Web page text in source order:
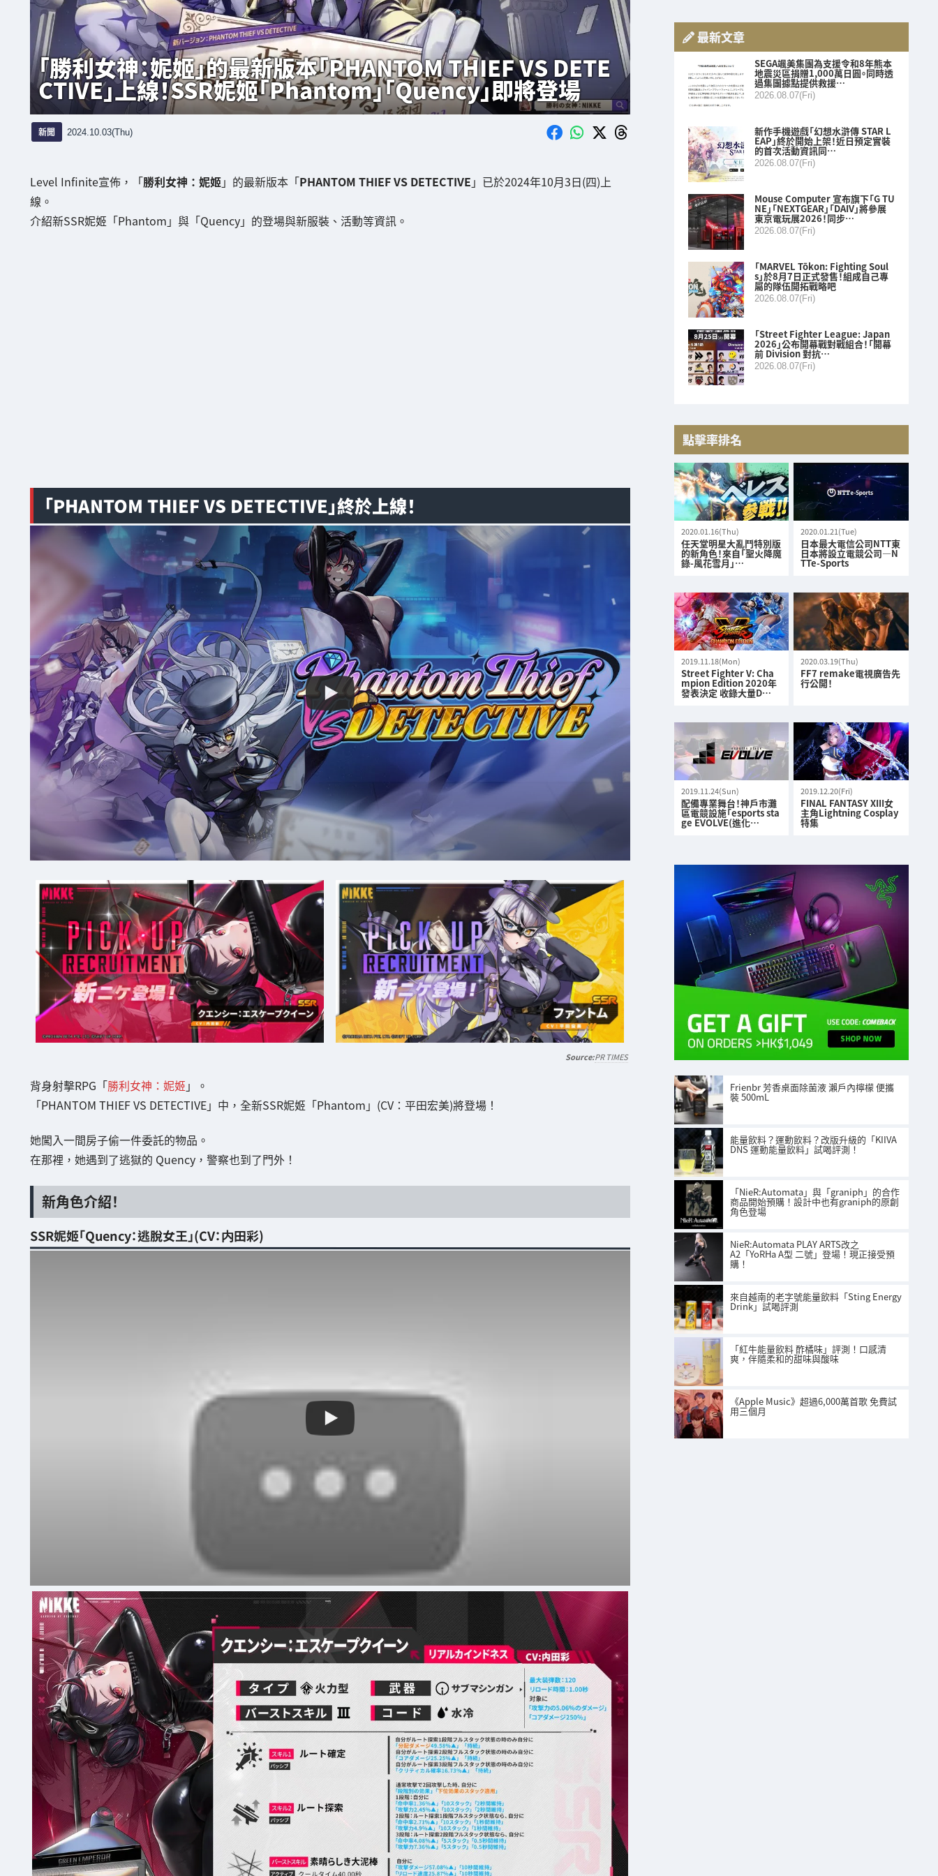
「勝利女神：妮姬」的最新版本「PHANTOM THIEF VS DETE
CTIVE」上線！SSR妮姬「Phantom」「Quency」即將登場
新聞 2024.10.03(Thu)
Level Infinite宣佈，「勝利女神：妮姬」的最新版本「PHANTOM THIEF VS DETECTIVE 」已於2024年10月3日(四)上
線。
介紹新SSR妮姬「Phantom」與「Quency」的登場與新服裝、活動等資訊。
「PHANTOM THIEF VS DETECTIVE」終於上線！
PR TIMES
背身射擊RPG「勝利女神：妮姬 」。
「PHANTOM THIEF VS DETECTIVE」中，全新SSR妮姬「Phantom」(CV：平田宏美)將登場！
她闖入一間房子偷一件委託的物品。
在那裡，她遇到了逃獄的 Quency，警察也到了門外！
新角色介紹！
SSR妮姬「Quency：逃脫女王」(CV：内田彩)
最新文章
SEGA颯美集團為支援令和8年熊本
地震災區捐贈1,000萬日圓。同時透
過集團據點提供救援…
2026.08.07(Fri)
新作手機遊戲「幻想水滸傳 STAR L
EAP」終於開始上架！近日預定實裝
的首次活動資訊同…
2026.08.07(Fri)
Mouse Computer 宣布旗下「G TU
NE」「NEXTGEAR」「DAIV」將參展
東京電玩展2026！同步…
2026.08.07(Fri)
「MARVEL Tōkon: Fighting Soul
s」於8月7日正式發售！組成自己專
屬的隊伍開拓戰略吧
2026.08.07(Fri)
「Street Fighter League: Japan
2026」公布開幕戰對戰組合！「開幕
前 Division 對抗…
2026.08.07(Fri)
點擊率排名
2020.01.16(Thu)
任天堂明星大亂鬥特別版
的新角色！來自「聖火降魔
錄-風花雪月」…
2020.01.21(Tue)
日本最大電信公司NTT東
日本將設立電競公司—N
TTe-Sports
2019.11.18(Mon)
Street Fighter V: Cha
mpion Edition 2020年
發表決定 收錄大量D…
2020.03.19(Thu)
FF7 remake電視廣告先
行公開！
2019.11.24(Sun)
配備專業舞台！神戶市灘
區電競設施「esports sta
ge EVOLVE(進化…
2019.12.20(Fri)
FINAL FANTASY XIII女
主角Lightning Cosplay
特集
Frienbr 芳香桌面除菌液 瀨戶內檸檬 便攜
裝 500mL
能量飲料？運動飲料？改版升級的「KIIVA
DNS 運動能量飲料」試喝評測！
「NieR:Automata」與「graniph」的合作
商品開始預購！設計中也有graniph的原創
角色登場
NieR:Automata PLAY ARTS改之
A2「YoRHa A型 二號」登場！現正接受預
購！
來自越南的老字號能量飲料「Sting Energy
Drink」試喝評測
「紅牛能量飲料 酢橘味」評測！口感清
爽，伴隨柔和的甜味與酸味
《Apple Music》超過6,000萬首歌 免費試
用三個月